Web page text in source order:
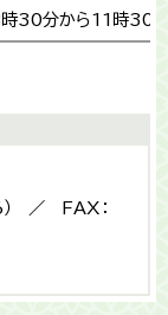
30分から11時30
） ／ FAX：